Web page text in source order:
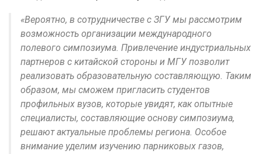
«Вероятно, в сотрудничестве с ЗГУ мы рассмотрим
возможность организации международного
полевого симпозиума. Привлечение индустриальных
партнеров с китайской стороны и МГУ позволит
реализовать образовательную составляющую. Таким
образом, мы сможем пригласить студентов
профильных вузов, которые увидят, как опытные
специалисты, составляющие основу симпозиума,
решают актуальные проблемы региона. Особое
внимание уделим изучению парниковых газов,